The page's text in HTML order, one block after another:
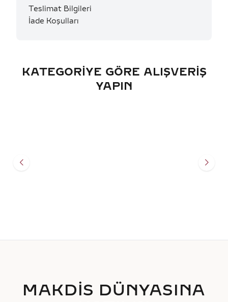
Teslimat Bilgileri
İade Koşulları
KATEGORIYE GÖRE ALIŞVERIŞ
YAPIN
MAKDİS DÜNYASINA